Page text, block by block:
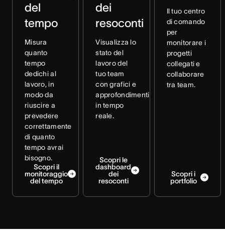
del
tempo
Misura
quanto
tempo
dedichi al
lavoro, in
modo da
riuscire a
prevedere
correttamente
di quanto
tempo avrai
bisogno.
Scopri il
monitoraggio
del tempo
dei
resoconti
Visualizza lo
stato del
lavoro del
tuo team
con grafici e
approfondimenti
in tempo
reale.
Scopri le
dashboard
dei
resoconti
Il tuo centro
di comando
per
monitorare i
progetti
collegati e
collaborare
tra team.
Scopri i
portfolio